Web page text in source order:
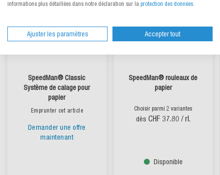
SpeedMan® Classic
Système de calage pour
papier
Emprunter cet article
Demander une offre
maintenant
SpeedMan® rouleaux de
papier
Choisir parmi 2 variantes
dès CHF 37.80 / rl.
Disponible
informations plus détaillées dans notre déclaration sur la protection des données.
Ajuster les paramètres Accepter tout